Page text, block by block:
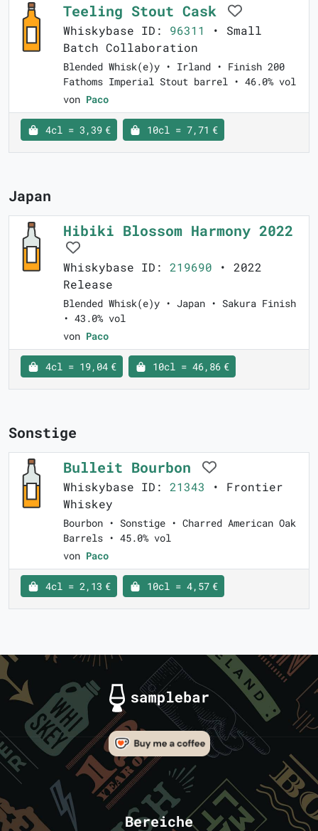
Teeling Stout Cask
Whiskybase ID: 96311
• Small
Batch Collaboration
Blended Whisk(e)y • Irland • Finish 200
Fathoms Imperial Stout barrel • 46.0% vol
von Paco
4cl = 3,39 € 10cl = 7,71 €
Japan
Hibiki Blossom Harmony 2022
Whiskybase ID: 219690 • 2022
Release
Blended Whisk(e)y • Japan • Sakura Finish
• 43.0% vol
von Paco
4cl = 19,04 € 10cl = 46,86 €
Sonstige
Bulleit Bourbon
Whiskybase ID: 21343 • Frontier
Whiskey
Bourbon • Sonstige • Charred American Oak
Barrels • 45.0% vol
von Paco
4cl = 2,13 € 10cl = 4,57 €
Bereiche